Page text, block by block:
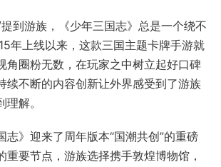
到游族，《少年三国志》总是一个绕不
年上线以来，这款三国主题卡牌手游就
角圈粉无数，在玩家之中树立起好口碑
续不断的内容创新让外界感受到了游族
解。
志》迎来了周年版本“国潮共创”的重磅
重要节点，游族选择携手敦煌博物馆，